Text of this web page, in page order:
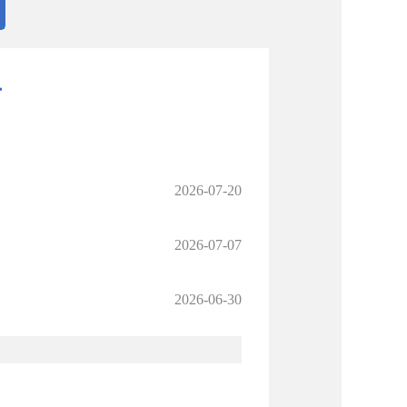
2026-07-20
2026-07-07
2026-06-30